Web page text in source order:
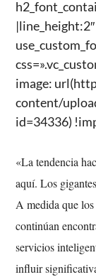
image:
content/
id=34336)
«La tendencia
aquí. Los
A medida que los
continúan
servicios
influir